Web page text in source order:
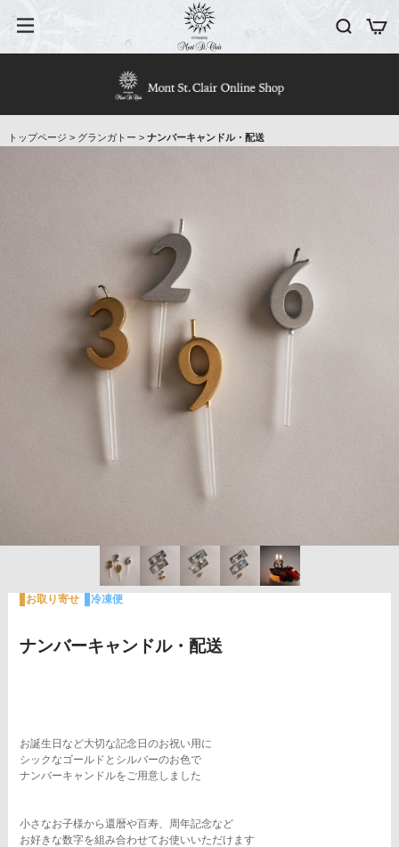
トップページ > グランガトー > ナンバーキャンドル・配送
ナンバーキャンドル・配送
お取り寄せ 冷凍便
お誕生日など大切な記念日のお祝い用に
シックなゴールドとシルバーのお色で
ナンバーキャンドルをご用意しました
小さなお子様から還暦や百寿、周年記念など
お好きな数字を組み合わせてお使いいただけます